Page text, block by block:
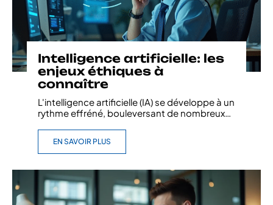
Intelligence artificielle: les
enjeux éthiques à
connaître
L'intelligence artificielle (IA) se développe à un
rythme effréné, bouleversant de nombreux
EN SAVOIR PLUS